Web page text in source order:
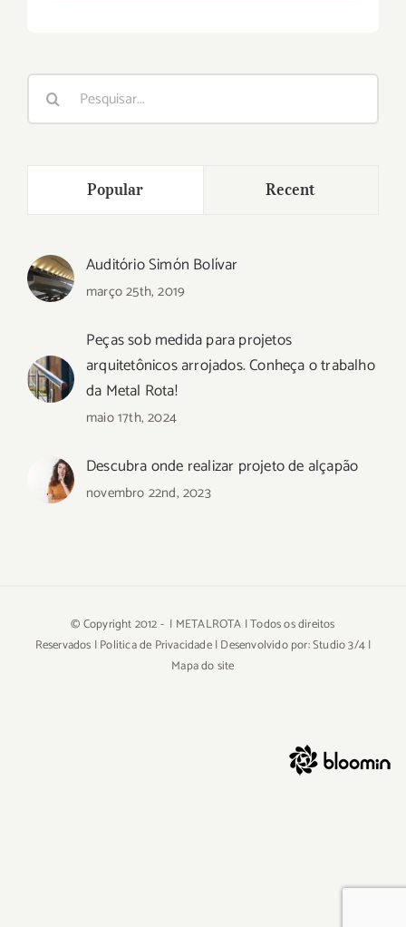
Buscar
resultados
Popular Recent
Auditório Simón Bolívar
março 25th, 2019
Peças sob medida para projetos
arquitetônicos arrojados. Conheça o trabalho
da Metal Rota!
maio 17th, 2024
Descubra onde realizar projeto de alçapão
novembro 22nd, 2023
© Copyright 2012 - | METALROTA | Todos os direitos
Reservados |Politica de Privacidade| Desenvolvido por:Studio 3/4|
Mapa do site